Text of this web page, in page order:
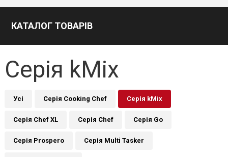
КАТАЛОГ ТОВАРІВ
Серія kMix
Усі Серія Cooking Chef Серія kMix
Серія Chef XL Серія Chef Серія Go
Серія Prospero Серія Multi Tasker